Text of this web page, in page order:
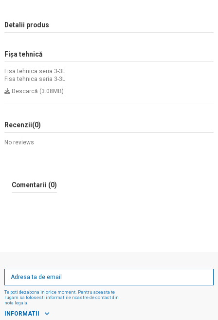
Detalii produs
Fișa tehnică
Fisa tehnica seria 3-3L
Fisa tehnica seria 3-3L
Descarcă (3.08MB)
Recenzii(0)
No reviews
Comentarii (0)
Te poti dezabona in orice moment. Pentru aceasta te
rugam sa folosesti informatiile noastre de contact din
nota legala.
INFORMATII